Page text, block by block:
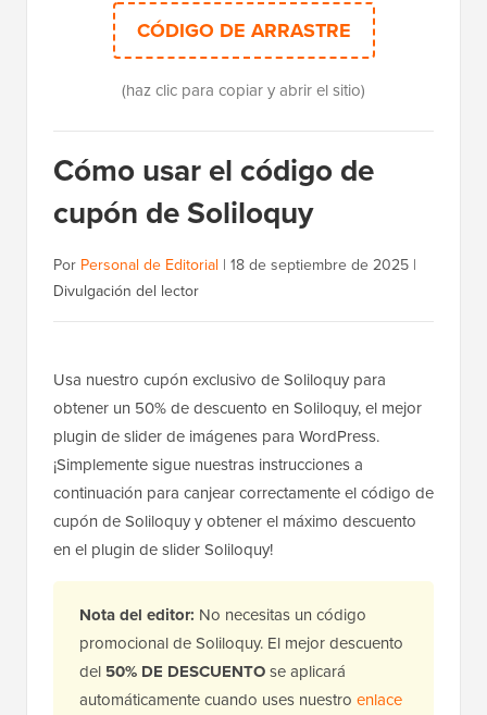
CÓDIGO DE ARRASTRE
(haz clic para copiar y abrir el sitio)
Cómo usar el código de
cupón de Soliloquy
Por Personal de Editorial | 18 de septiembre de 2025 |
Divulgación del lector
Usa nuestro cupón exclusivo de Soliloquy para
obtener un 50% de descuento en Soliloquy, el mejor
plugin de slider de imágenes para WordPress.
¡Simplemente sigue nuestras instrucciones a
continuación para canjear correctamente el código de
cupón de Soliloquy y obtener el máximo descuento
en el plugin de slider Soliloquy!
Nota del editor: No necesitas un código
promocional de Soliloquy. El mejor descuento
del 50% DE DESCUENTOse aplicará
automáticamente cuando uses nuestro enlace